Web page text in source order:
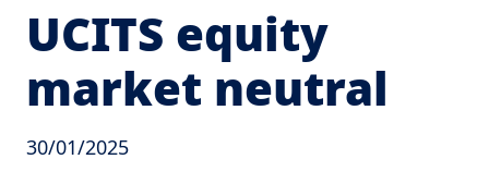
UCITS equity
market neutral
30/01/2025